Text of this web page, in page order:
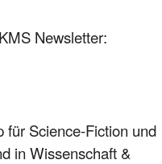
Newsletter:
für Science-Fiction und
in Wissenschaft &